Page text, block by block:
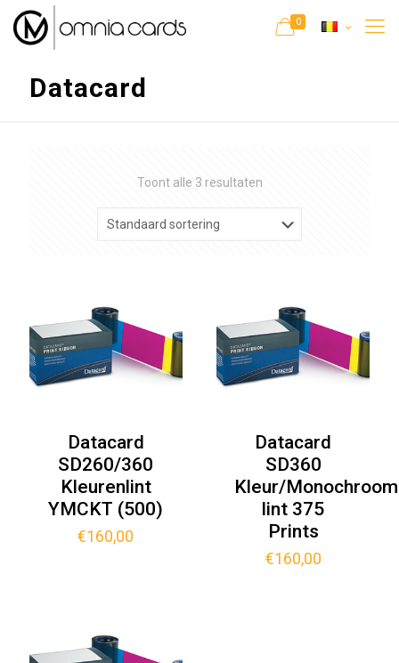
0
Datacard
Toont alle 3 resultaten
Datacard
SD260/360
Kleurenlint
YMCKT (500)
€160,00
Datacard
SD360
Kleur/Monochroom
lint 375
Prints
€160,00